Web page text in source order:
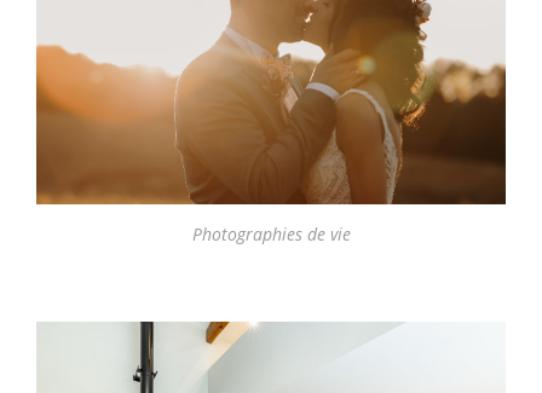
Photographies de vie